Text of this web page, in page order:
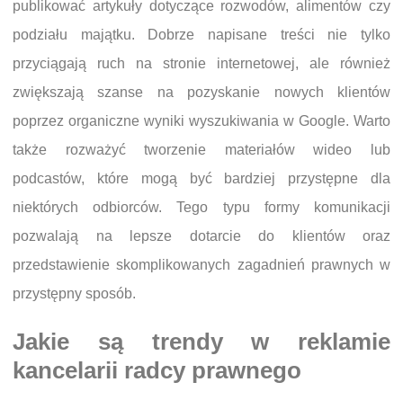
publikować artykuły dotyczące rozwodów, alimentów czy
podziału majątku. Dobrze napisane treści nie tylko
przyciągają ruch na stronie internetowej, ale również
zwiększają szanse na pozyskanie nowych klientów
poprzez organiczne wyniki wyszukiwania w Google. Warto
także rozważyć tworzenie materiałów wideo lub
podcastów, które mogą być bardziej przystępne dla
niektórych odbiorców. Tego typu formy komunikacji
pozwalają na lepsze dotarcie do klientów oraz
przedstawienie skomplikowanych zagadnień prawnych w
przystępny sposób.
Jakie są trendy w reklamie
kancelarii radcy prawnego